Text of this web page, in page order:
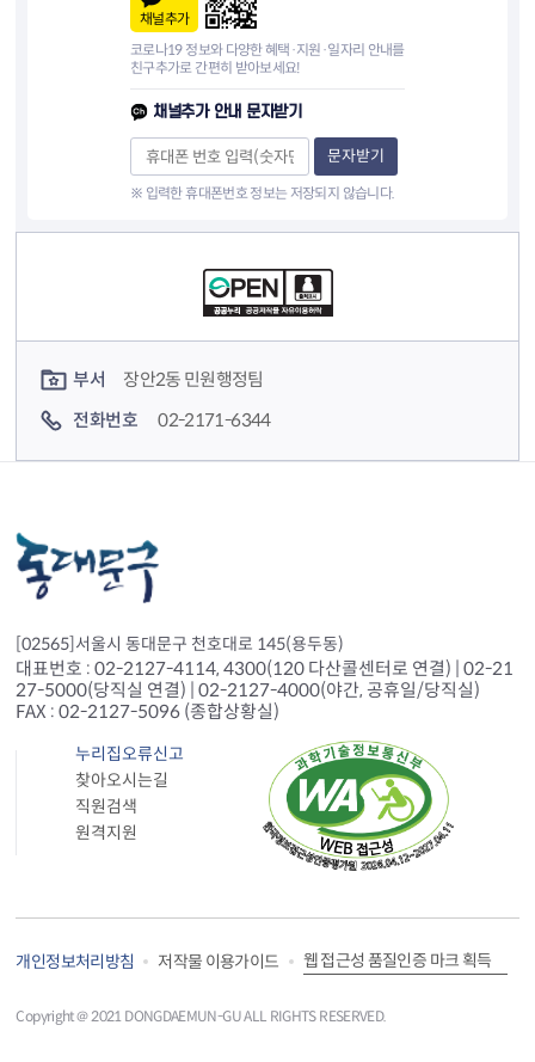
채널추가
코로나19 정보와 다양한 혜택·지원·일자리 안내를
친구추가로 간편히 받아보세요!
채널추가 안내 문자받기
문자받기
※ 입력한 휴대폰번호 정보는 저장되지 않습니다.
부서
장안2동 민원행정팀
전화번호
02-2171-6344
[02565]서울시 동대문구 천호대로 145(용두동)
대표번호 : 02-2127-4114, 4300(120 다산콜센터로 연결) | 02-21
27-5000(당직실 연결) | 02-2127-4000(야간, 공휴일/당직실)
FAX : 02-2127-5096 (종합상황실)
누리집오류신고
찾아오시는길
직원검색
원격지원
개인정보처리방침 저작물 이용가이드 웹 접근성 품질인증 마크 획득
Copyright＠ 2021 DONGDAEMUN-GU ALL RIGHTS RESERVED.